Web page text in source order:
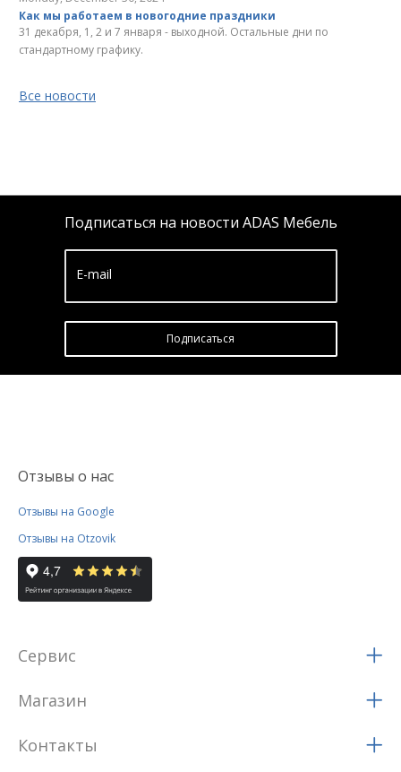
Как мы работаем в новогодние праздники
31 декабря, 1, 2 и 7 января - выходной. Остальные дни по
стандартному графику.
Все новости
Подписаться на новости ADAS Мебель
E-mail
Подписатьcя
Отзывы о нас
Отзывы на Google
Отзывы на Otzovik
Сервис
Магазин
Контакты